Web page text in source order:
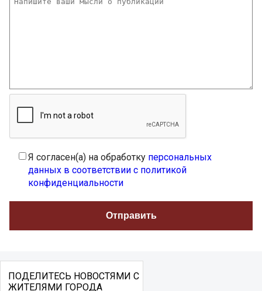
Я согласен(а) на обработку персональных
данных в соответствии с политикой
конфиденциальности
ПОДЕЛИТЕСЬ НОВОСТЯМИ С
ЖИТЕЛЯМИ ГОРОДА